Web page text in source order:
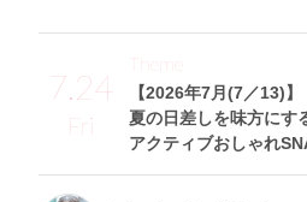
7.24
Fri
【2026年7月(7／13)】
夏の日差しを味方にす
アクティブおしゃれ
Theme